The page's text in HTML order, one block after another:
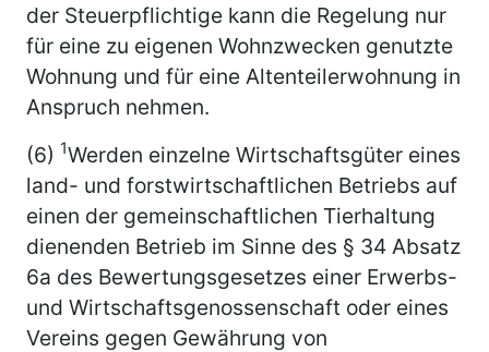
der Steuerpflichtige kann die Regelung nur
für eine zu eigenen Wohnzwecken genutzte
Wohnung und für eine Altenteilerwohnung in
Anspruch nehmen.
(6) 1Werden einzelne Wirtschaftsgüter eines
land- und forstwirtschaftlichen Betriebs auf
einen der gemeinschaftlichen Tierhaltung
dienenden Betrieb im Sinne des § 34 Absatz
6a des Bewertungsgesetzes einer Erwerbs-
und Wirtschaftsgenossenschaft oder eines
Vereins gegen Gewährung von